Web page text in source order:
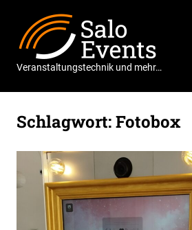
springen
Veranstaltungstechnik und mehr…
Schlagwort:Fotobox